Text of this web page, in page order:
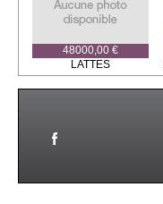
48000,00 €
LATTES